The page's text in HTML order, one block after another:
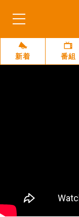
新着 番組